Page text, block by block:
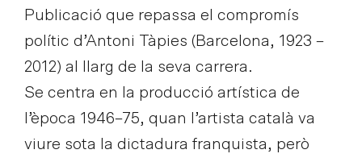
Publicació que repassa el compromís
polític d’Antoni Tàpies (Barcelona, 1923 –
2012) al llarg de la seva carrera.
Se centra en la producció artística de
l’època 1946–75, quan l’artista català va
viure sota la dictadura franquista, però